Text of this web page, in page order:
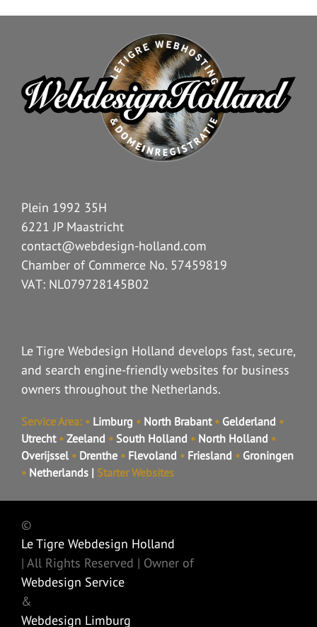
Plein 1992 35H
6221 JP Maastricht
contact@webdesign-holland.com
Chamber of Commerce No. 57459819
VAT: NL079728145B02
Le Tigre Webdesign Holland develops fast, secure,
and search engine-friendly websites for business
owners throughout the Netherlands.
Service Area: • Limburg •North Brabant •Gelderland •
Utrecht •Zeeland •South Holland •North Holland •
Overijssel •Drenthe •Flevoland •Friesland •Groningen
• Netherlands| Starter Websites
©
Le Tigre Webdesign Holland
| All Rights Reserved | Owner of
Webdesign Service
&
Webdesign Limburg